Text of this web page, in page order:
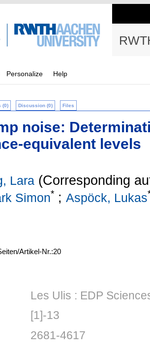
Personalize Help
(0) Discussion (0) Files
noise:
equivalent levels
Lara (Corresponding
Simon* ; Aspöck, Lukas
Artikel-Nr.:20
Les Ulis : EDP
[1]-13
2681-4617